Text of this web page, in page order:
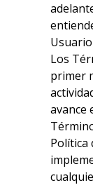
Los
primer
avance
Política